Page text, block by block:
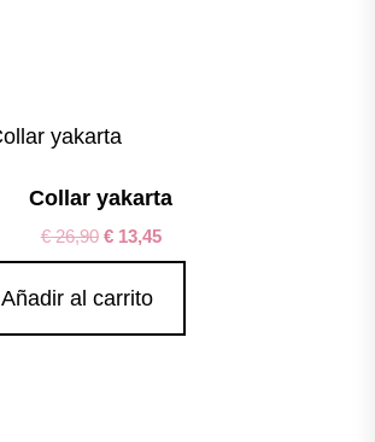
Collar yakarta
€26,90 €13,45
Añadir al carrito